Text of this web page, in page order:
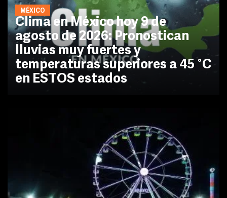
MÉXICO
Clima en México hoy 9 de
agosto de 2026: Pronostican
lluvias muy fuertes y
temperaturas superiores a 45 °C
en ESTOS estados